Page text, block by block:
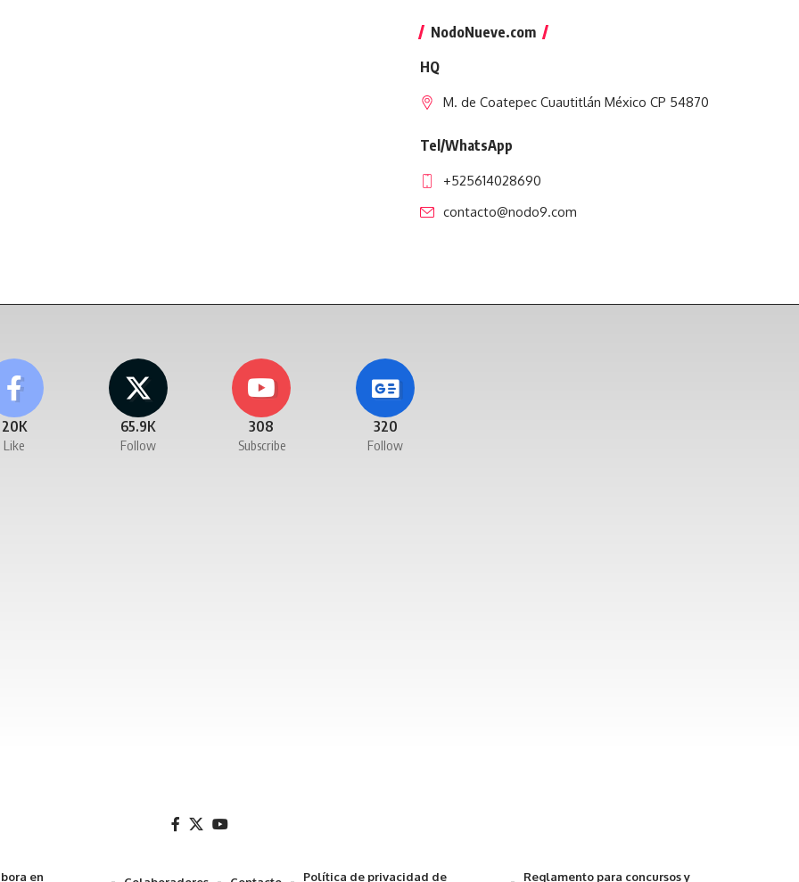
NodoNueve.com
HQ
M. de Coatepec Cuautitlán México CP 54870
Tel/WhatsApp
+525614028690
contacto@nodo9.com
20K
Like
65.9K
Follow
308
Subscribe
320
Follow
en
Política de privacidad de
Reglamento para concursos y